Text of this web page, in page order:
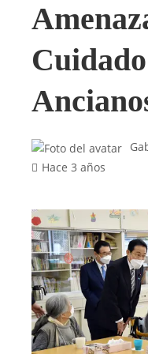
Hace 3 años